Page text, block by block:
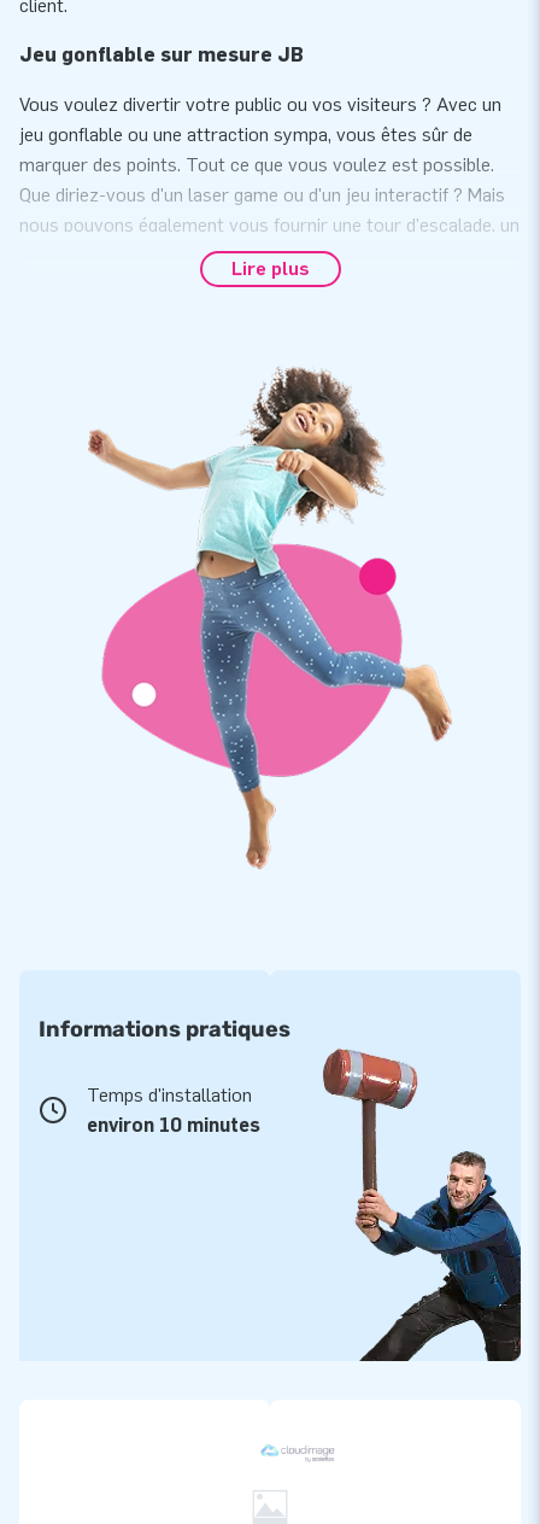
client.
Jeu gonflable sur mesure JB
Vous voulez divertir votre public ou vos visiteurs ? Avec un
jeu gonflable ou une attraction sympa, vous êtes sûr de
marquer des points. Tout ce que vous voulez est possible.
Que diriez-vous d'un laser game ou d'un jeu interactif ? Mais
nous pouvons également vous fournir une tour d'escalade, un
tir à l'élastique, un rodéo ou un parcours d'obstacles avec
votre propre logo, slogan et autre texte. En bref: quelle que
événement ou une campagne de marketing.
Souhaitez-vous obtenir plus d'informations sur un jeu
gonflable personnalisé? Dans ce cas, veuillez nous contacter.
Lire plus
Informations pratiques
Temps d'installation
environ 10 minutes